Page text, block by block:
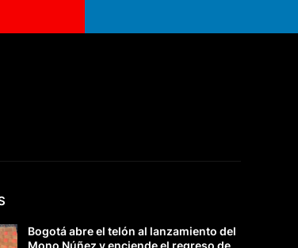
Bogotá abre el telón al lanzamiento del
Mono Núñez y enciende el regreso de